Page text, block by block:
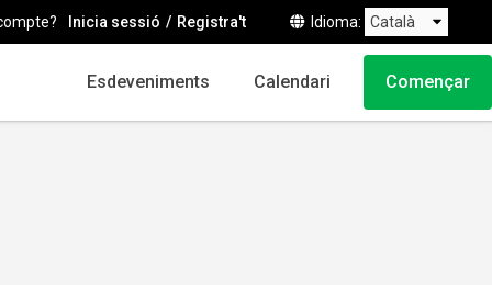
Inicia sessió Registra't Idioma
Esdeveniments Calendari Començar